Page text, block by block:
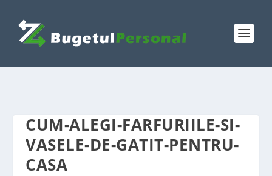
CUM-ALEGI-FARFURIILE-SI-
VASELE-DE-GATIT-PENTRU-
CASA